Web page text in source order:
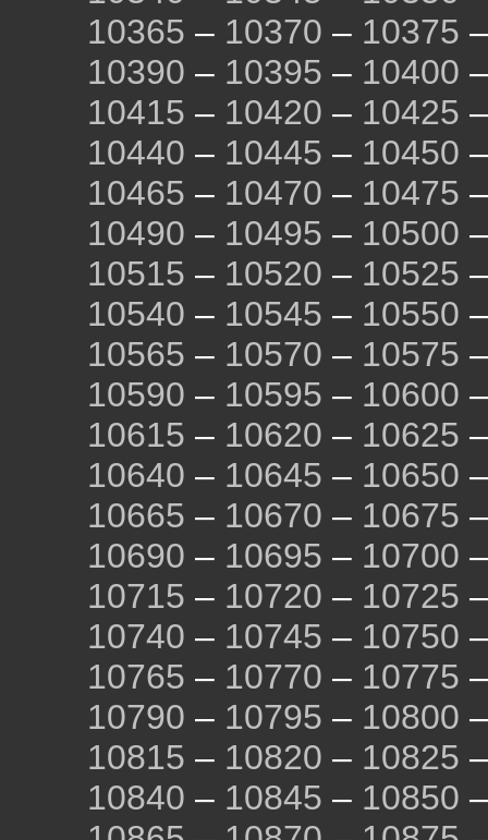
10365 – 10370 – 10375
10390 – 10395 – 10400
10415 – 10420 – 10425
10440 – 10445 – 10450
10465 – 10470 – 10475
10490 – 10495 – 10500
10515 – 10520 – 10525
10540 – 10545 – 10550
10565 – 10570 – 10575
10590 – 10595 – 10600
10615 – 10620 – 10625
10640 – 10645 – 10650
10665 – 10670 – 10675
10690 – 10695 – 10700
10715 – 10720 – 10725
10740 – 10745 – 10750
10765 – 10770 – 10775
10790 – 10795 – 10800
10815 – 10820 – 10825
10840 – 10845 – 10850